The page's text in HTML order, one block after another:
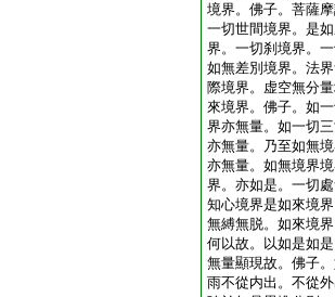
境界。佛子。菩薩
一切世間境界。是
界。一切刹境界。
如無差別境界。法
際境界。虚空無分
來境界。佛子。如
界亦無量。如一切
亦無量。乃至如無
亦無量。如無境界
界。亦如是。一切
知心境界是如來境
無縛無脱。如來境
何以故。以如是如
無量顯現故。佛子
雨不從内出。不從